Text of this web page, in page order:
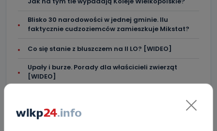
Blisko 30 narodowości w jednej gminie. Ilu
faktycznie cudzoziemców zamieszkuje Mikstat?
Co się stanie z bluszczem na II LO? [WIDEO]
Upały i burze. Porady dla właścicieli zwierząt
[WIDEO]
Auto rozbite na drzewie. Poszkodowani nie mogli z